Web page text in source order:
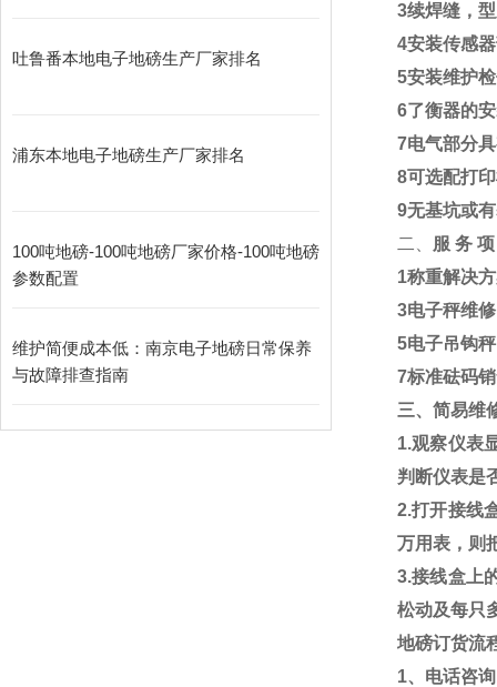
吐鲁番本地电子地磅生产厂家排名
浦东本地电子地磅生产厂家排名
100吨地磅-100吨地磅厂家价格-100吨地磅
参数配置
维护简便成本低：南京电子地磅日常保养
与故障排查指南​
3续焊缝，
4安装传感
5安装维护
6了衡器的
7电气部分
8可选配打
9无基坑或
二、
服 务 项
1称重解决
3电子秤维修
5电子吊钩秤
7标准砝码
三、简易维
1.观察仪表
判断仪表是
2.打开接线
万用表，则
3.接线盒上
松动及每只
地磅订货流
1、电话咨